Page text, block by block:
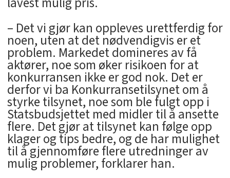
– Det vi gjør kan oppleves urettferdig for
noen, uten at det nødvendigvis er et
problem. Markedet domineres av få
aktører, noe som øker risikoen for at
konkurransen ikke er god nok. Det er
derfor vi ba Konkurransetilsynet om å
styrke tilsynet, noe som ble fulgt opp i
Statsbudsjettet med midler til å ansette
flere. Det gjør at tilsynet kan følge opp
klager og tips bedre, og de har mulighet
til å gjennomføre flere utredninger av
mulig problemer, forklarer han.